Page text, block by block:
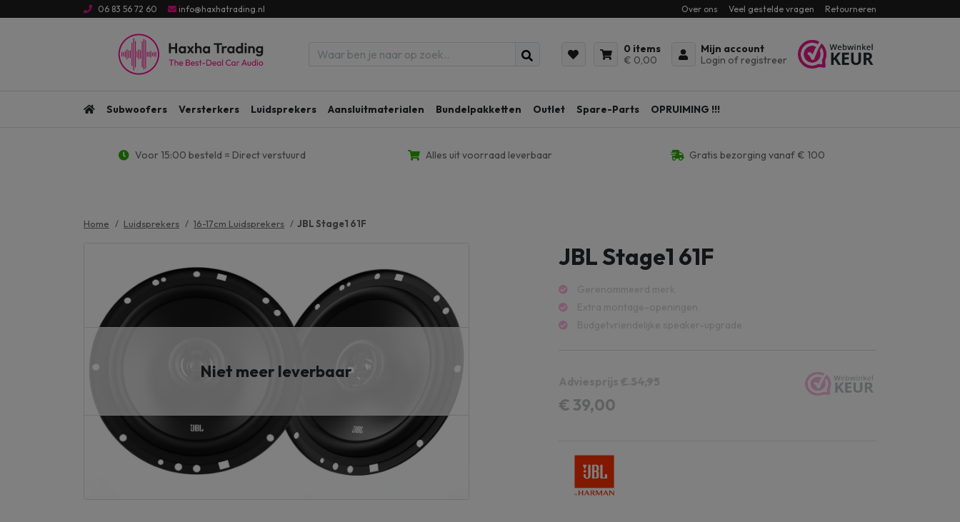
06 83 56 72 60 info@haxhatrading.nl Over ons Veel gestelde vragen Retourneren
0 items
€ 0,00
Mijn account
Login of registreer
Subwoofers Versterkers Luidsprekers Aansluitmaterialen Bundelpakketten Outlet Spare-Parts OPRUIMING !!!
Voor 15:00 besteld = Direct verstuurd Alles uit voorraad leverbaar Gratis bezorging vanaf € 100
Home Luidsprekers 16-17cm Luidsprekers JBL Stage1 61F
JBL Stage1 61F
€ 39,00
Niet meer leverbaar